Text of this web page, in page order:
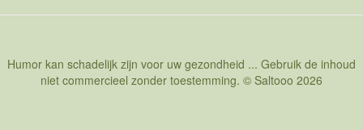
Humor kan schadelijk zijn voor uw gezondheid ... Gebruik de inhoud
niet commercieel zonder toestemming. © Saltooo 2026